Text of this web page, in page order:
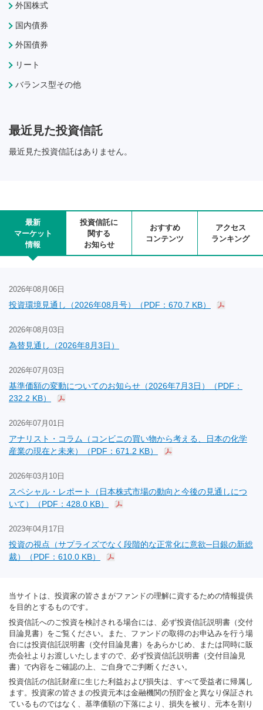
外国株式
国内債券
外国債券
リート
バランス型その他
最近見た投資信託
最近見た投資信託はありません。
最新
マーケット
情報
投資信託に
関する
お知らせ
おすすめ
コンテンツ
アクセス
ランキング
2026年08月06日
投資環境見通し（2026年08月号）（PDF：670.7 KB）
2026年08月03日
為替見通し（2026年8月3日）
2026年07月03日
基準価額の変動についてのお知らせ（2026年7月3日）（PDF：
232.2 KB）
2026年07月01日
アナリスト・コラム（コンビニの買い物から考える、日本の化学
産業の現在と未来）（PDF：671.2 KB）
2026年03月10日
スペシャル・レポート（日本株式市場の動向と今後の見通しにつ
いて）（PDF：428.0 KB）
2023年04月17日
投資の視点（サプライズでなく段階的な正常化に意欲─日銀の新総
裁）（PDF：610.0 KB）
当サイトは、投資家の皆さまがファンドの理解に資するための情報提供
を目的とするものです。
投資信託へのご投資を検討される場合には、必ず投資信託説明書（交付
目論見書）をご覧ください。また、ファンドの取得のお申込みを行う場
合には投資信託説明書（交付目論見書）をあらかじめ、または同時に販
売会社よりお渡しいたしますので、必ず投資信託説明書（交付目論見
書）で内容をご確認の上、ご自身でご判断ください。
投資信託の信託財産に生じた利益および損失は、すべて受益者に帰属し
ます。投資家の皆さまの投資元本は金融機関の預貯金と異なり保証され
ているものではなく、基準価額の下落により、損失を被り、元本を割り